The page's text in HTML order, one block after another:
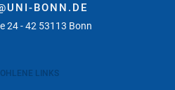
BONN.DE
24 - 42 53113 Bonn
LINKS